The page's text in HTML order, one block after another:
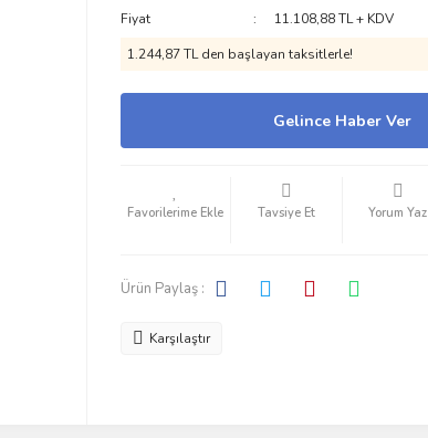
Fiyat
11.108,88 TL + KDV
1.244,87 TL den başlayan taksitlerle!
Gelince Haber Ver
Tavsiye Et Yorum Yaz
Ürün Paylaş :
Karşılaştır